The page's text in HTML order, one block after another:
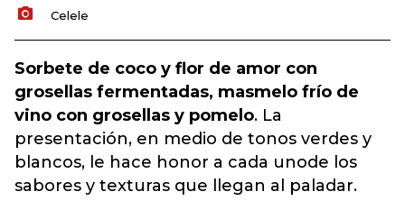
Celele
Sorbete de coco y flor de amor con
grosellas fermentadas, masmelo frío de
vino con grosellas y pomelo. La
presentación, en medio de tonos verdes y
blancos, le hace honor a cada unode los
sabores y texturas que llegan al paladar.